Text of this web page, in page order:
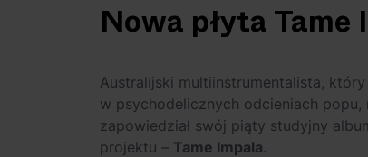
Nowa płytaTame
Australijski multiinstrumentalista,
w psychodelicznych odcieniach
zapowiedział swój piąty studyjny
projektu – Tame Impala.